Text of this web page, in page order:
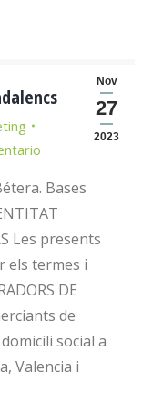
Nov
27
2023
Bases
Les presents
els termes i
DE
de
social a
Valencia i